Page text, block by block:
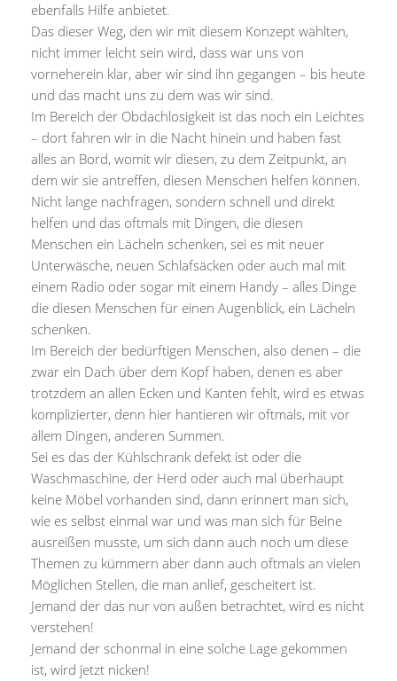
ebenfalls Hilfe anbietet.
Das dieser Weg, den wir mit diesem Konzept wählten,
nicht immer leicht sein wird, dass war uns von
vorneherein klar, aber wir sind ihn gegangen – bis heute
und das macht uns zu dem was wir sind.
Im Bereich der Obdachlosigkeit ist das noch ein Leichtes
– dort fahren wir in die Nacht hinein und haben fast
alles an Bord, womit wir diesen, zu dem Zeitpunkt, an
dem wir sie antreffen, diesen Menschen helfen können.
Nicht lange nachfragen, sondern schnell und direkt
helfen und das oftmals mit Dingen, die diesen
Menschen ein Lächeln schenken, sei es mit neuer
Unterwäsche, neuen Schlafsäcken oder auch mal mit
einem Radio oder sogar mit einem Handy – alles Dinge
die diesen Menschen für einen Augenblick, ein Lächeln
schenken.
Im Bereich der bedürftigen Menschen, also denen – die
zwar ein Dach über dem Kopf haben, denen es aber
trotzdem an allen Ecken und Kanten fehlt, wird es etwas
komplizierter, denn hier hantieren wir oftmals, mit vor
allem Dingen, anderen Summen.
Sei es das der Kühlschrank defekt ist oder die
Waschmaschine, der Herd oder auch mal überhaupt
keine Möbel vorhanden sind, dann erinnert man sich,
wie es selbst einmal war und was man sich für Beine
ausreißen musste, um sich dann auch noch um diese
Themen zu kümmern aber dann auch oftmals an vielen
Möglichen Stellen, die man anlief, gescheitert ist.
Jemand der das nur von außen betrachtet, wird es nicht
verstehen!
Jemand der schonmal in eine solche Lage gekommen
ist, wird jetzt nicken!